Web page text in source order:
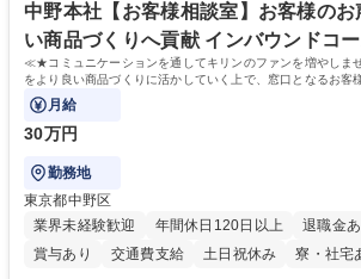
中野本社【お客様相談室】お客様の
い商品づくりへ貢献 インバウンドコ
≪★コミュニケーションを通してキリンのファンを増やし
をより良い商品づくりに活かしていく上で、窓口となるお客
月給
30万円
勤務地
東京都中野区
業界未経験歓迎
年間休日120日以上 退職金あ
賞与あり
交通費支給 土日祝休み 寮・社宅